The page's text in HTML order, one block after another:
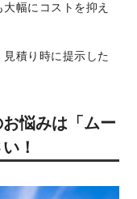
幅にコストを抑え
積り時に提示した
悩みは「ムー
！